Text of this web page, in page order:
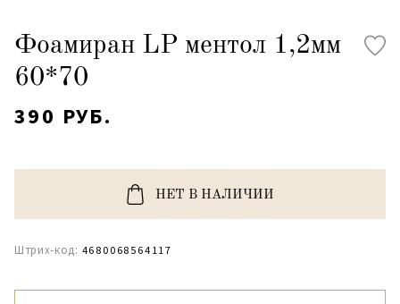
Фоамиран LP ментол 1,2мм
60*70
390 РУБ.
НЕТ В НАЛИЧИИ
Штрих-код: 4680068564117